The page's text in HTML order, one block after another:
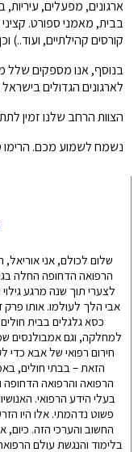
ארגונים, מפעלים,
בבית, מאמני ספורט.
קורסים קהילתיים, ועוד..)
בנוסף, אנו מספקים שלל
לארגונים הגדולים בישראל
הצוות הרחב שלנו זמין
נשמח לשמוע מכם. הרימו
שלום לכולם, אני
לצערי תוך שנה מרגע
אבי הלך לעולמו. אותו פרק
כסא גלגלים בבית
למחלקה, וגם אמבולנסים
חירום רפואי של אבא כדי
הזאת – בבתי חולים,
הרפואה והרפואה
בעלי הידע הרפואי.
פשוט נדהמתי. אלו היו
החשוב והערכי הזה.
בלימוד והנגשת עולם